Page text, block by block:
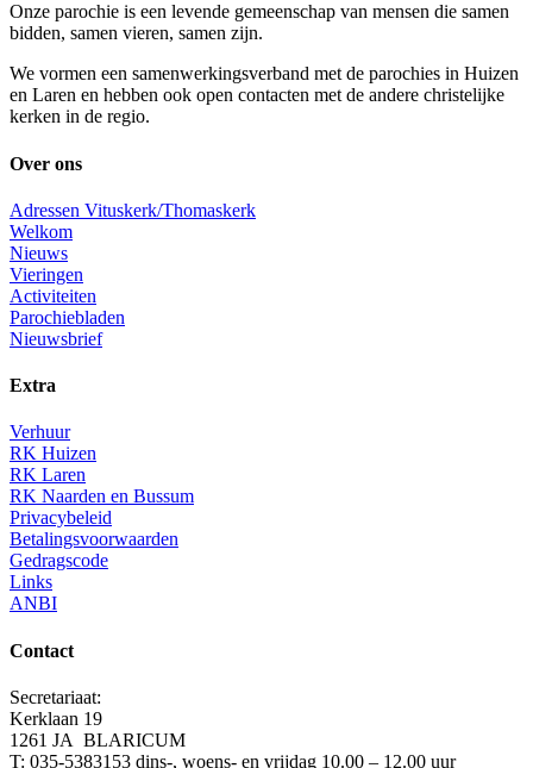
Onze parochie is een levende gemeenschap van mensen die samen
bidden, samen vieren, samen zijn.
We vormen een samenwerkingsverband met de parochies in Huizen
en Laren en hebben ook open contacten met de andere christelijke
kerken in de regio.
Over ons
Adressen Vituskerk/Thomaskerk
Welkom
Nieuws
Vieringen
Activiteiten
Parochiebladen
Nieuwsbrief
Extra
Verhuur
RK Huizen
RK Laren
RK Naarden en Bussum
Privacybeleid
Betalingsvoorwaarden
Gedragscode
Links
ANBI
Contact
Secretariaat:
Kerklaan 19
1261 JA BLARICUM
T: 035-5383153 dins-, woens- en vrijdag 10.00 – 12.00 uur